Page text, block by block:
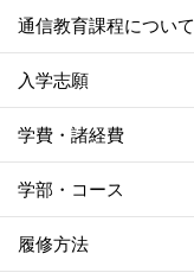
通信教育課程について
入学志願
学費・諸経費
学部・コース
履修方法